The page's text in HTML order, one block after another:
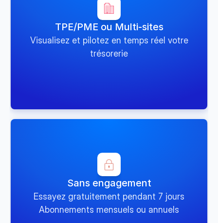
TPE/PME ou Multi-sites
Visualisez et pilotez en temps réel votre
trésorerie
Sans engagement
Essayez gratuitement pendant 7 jours
Abonnements mensuels ou annuels